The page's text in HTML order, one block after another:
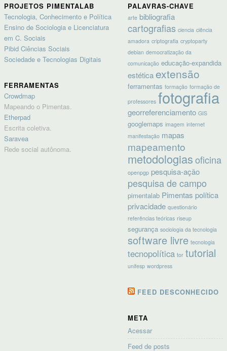
PROJETOS PIMENTALAB
Tecnologia, Conhecimento e Política
Ensino de Sociologia e Licenciatura
em C. Sociais
Pibid Ciências Sociais
Sociedade e Tecnologias Digitais
FERRAMENTAS
Crowdmap
Mapeando o Pimentas.
Etherpad
Escrita coletiva.
Saravea
Rede social autônoma.
PALAVRAS-CHAVE
arte bibliografia
cartografias ciencia ciência
amadora criptografia cryptoparty
debian democratização da
comunicação educação-expandida
estética extensão
ferramentas formação formação de
professores fotografia
georreferenciamento GIS
googlemaps imagem internet
manifestação mapas
mapeamento
metodologias oficina
openpgp pesquisa-ação
pesquisa de campo
pimentalab Pimentas política
privacidade questionário
referências teóricas riseup
segurança sociologia da tecnologia
software livre tecnologia
tecnopolítica tor tutorial
unifesp wordpress
FEED DESCONHECIDO
META
Acessar
Feed de posts